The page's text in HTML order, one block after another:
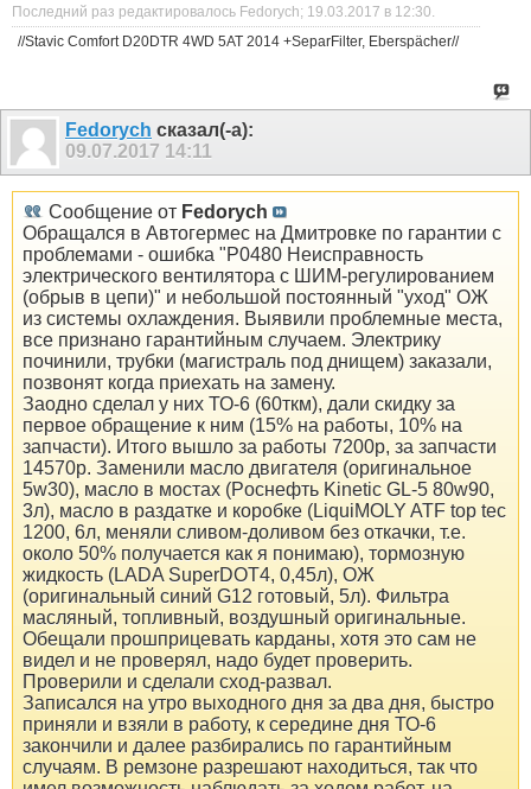
Последний раз редактировалось Fedorych; 19.03.2017 в 12:30.
//Stavic Comfort D20DTR 4WD 5AT 2014 +SeparFilter, Eberspächer//
Fedorych сказал(-а):
09.07.2017 14:11
Сообщение от Fedorych
Обращался в Автогермес на Дмитровке по гарантии с
проблемами - ошибка "P0480 Неисправность
электрического вентилятора с ШИМ-регулированием
(обрыв в цепи)" и небольшой постоянный "уход" ОЖ
из системы охлаждения. Выявили проблемные места,
все признано гарантийным случаем. Электрику
починили, трубки (магистраль под днищем) заказали,
позвонят когда приехать на замену.
Заодно сделал у них ТО-6 (60ткм), дали скидку за
первое обращение к ним (15% на работы, 10% на
запчасти). Итого вышло за работы 7200р, за запчасти
14570р. Заменили масло двигателя (оригинальное
5w30), масло в мостах (Pоснефть Kinetic GL-5 80w90,
3л), масло в раздатке и коробке (LiquiMOLY ATF top tec
1200, 6л, меняли сливом-доливом без откачки, т.е.
около 50% получается как я понимаю), тормозную
жидкость (LADA SuperDOT4, 0,45л), ОЖ
(оригинальный синий G12 готовый, 5л). Фильтра
масляный, топливный, воздушный оригинальные.
Обещали прошприцевать карданы, хотя это сам не
видел и не проверял, надо будет проверить.
Проверили и сделали сход-развал.
Записался на утро выходного дня за два дня, быстро
приняли и взяли в работу, к середине дня ТО-6
закончили и далее разбирались по гарантийным
случаям. В ремзоне разрешают находиться, так что